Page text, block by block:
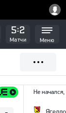
Матчи Меню
Не